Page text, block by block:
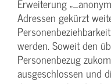
Erweiterung
Adressen gekürzt
werden. Soweit den
Personenbezug
ausgeschlossen und